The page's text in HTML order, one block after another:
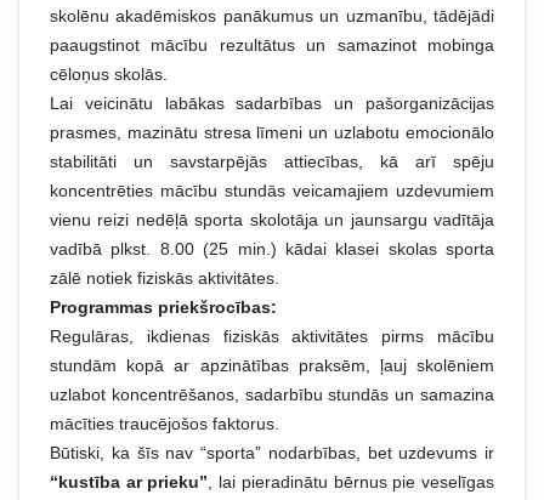
skolēnu akadēmiskos panākumus un uzmanību, tādējādi
paaugstinot mācību rezultātus un samazinot mobinga
cēloņus skolās.
Lai veicinātu labākas sadarbības un pašorganizācijas
prasmes, mazinātu stresa līmeni un uzlabotu emocionālo
stabilitāti un savstarpējās attiecības, kā arī spēju
koncentrēties mācību stundās veicamajiem uzdevumiem
vienu reizi nedēļā sporta skolotāja un jaunsargu vadītāja
vadībā plkst. 8.00 (25 min.) kādai klasei skolas sporta
zālē notiek fiziskās aktivitātes.
Programmas priekšrocības:
Regulāras, ikdienas fiziskās aktivitātes pirms mācību
stundām kopā ar apzinātības praksēm, ļauj skolēniem
uzlabot koncentrēšanos, sadarbību stundās un samazina
mācīties traucējošos faktorus.
Būtiski, ka šīs nav “sporta” nodarbības, bet uzdevums ir
“kustība ar prieku” , lai pieradinātu bērnus pie veselīgas